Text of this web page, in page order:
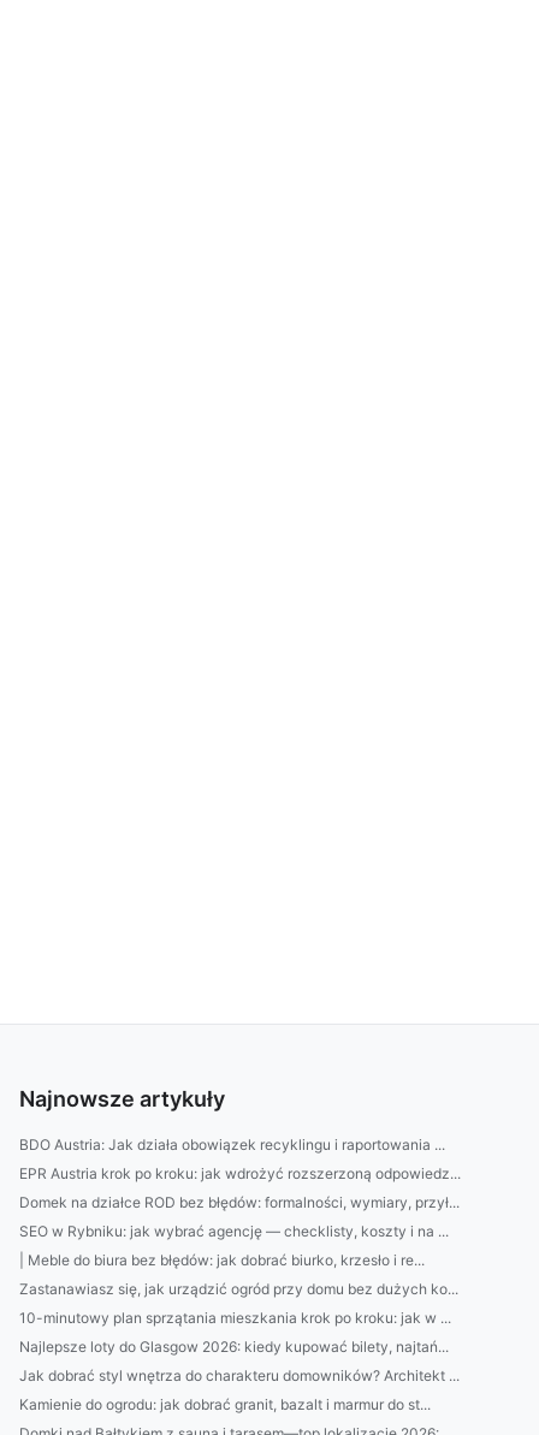
Najnowsze artykuły
BDO Austria: Jak działa obowiązek recyklingu i raportowania ...
EPR Austria krok po kroku: jak wdrożyć rozszerzoną odpowiedz...
Domek na działce ROD bez błędów: formalności, wymiary, przył...
SEO w Rybniku: jak wybrać agencję — checklisty, koszty i na ...
| Meble do biura bez błędów: jak dobrać biurko, krzesło i re...
Zastanawiasz się, jak urządzić ogród przy domu bez dużych ko...
10-minutowy plan sprzątania mieszkania krok po kroku: jak w ...
Najlepsze loty do Glasgow 2026: kiedy kupować bilety, najtań...
Jak dobrać styl wnętrza do charakteru domowników? Architekt ...
Kamienie do ogrodu: jak dobrać granit, bazalt i marmur do st...